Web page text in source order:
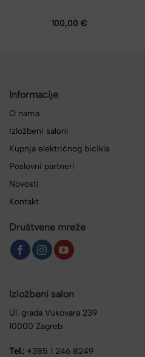
100,00 €
Informacije
O nama
Izložbeni saloni
Kupnja električnog bicikla
Poslovni partneri
Novosti
Kontakt
Društvene mreže
Izložbeni salon
Ul. grada Vukovara 239
10000 Zagreb
Tel.: +385 1 246 8249